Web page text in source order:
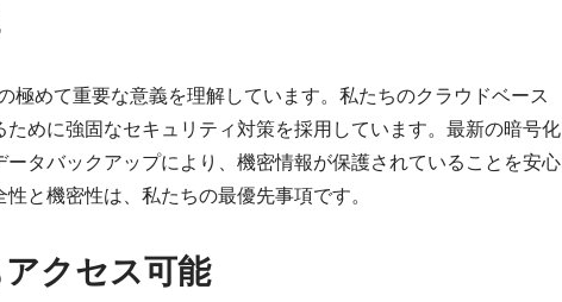
極めて重要な意義を理解しています。私たちのクラウドベース
めに強固なセキュリティ対策を採用しています。最新の暗号化
タバックアップにより、機密情報が保護されていることを安心
と機密性は、私たちの最優先事項です。
クセス可能